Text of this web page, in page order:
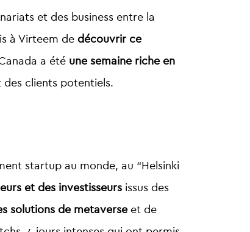
et des business entre la
à Virteem de découvrir ce
a été une semaine riche en
des clients potentiels.
startup au monde, au “Helsinki
et des investisseurs issus des
solutions de metaverse et de